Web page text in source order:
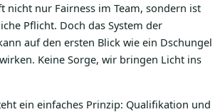
nicht nur Fairness im Team, sondern ist
Pflicht. Doch das System der
auf den ersten Blick wie ein Dschungel
Keine Sorge, wir bringen Licht ins
ein einfaches Prinzip: Qualifikation und